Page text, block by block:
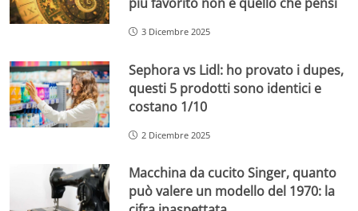
3 Dicembre 2025
Sephora vs Lidl: ho provato i dupes,
questi 5 prodotti sono identici e
costano 1/10
2 Dicembre 2025
Macchina da cucito Singer, quanto
può valere un modello del 1970: la